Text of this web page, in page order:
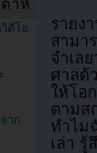
ราย
สามา
จำเล
ศาลด้
ให้โอ
ตามส
ทำไม
เล่า รู้
าห์
ดีโอ
าก